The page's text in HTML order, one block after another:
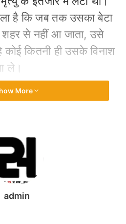
है कि जब तक उसका बेटा
शहर से नहीं आ जाता, उसे
कोई कितनी ही उसके विनाश
ले।
दो-चार दिन तक बहुत
करने चली गई। महाजन के
को घर में गीली लकड़ियों
उसे पता है कि वह उसकी
जन्म में भी उसे वही
More
admin